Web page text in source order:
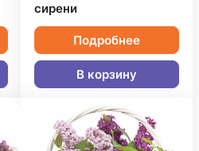
сирени
Подробнее
В корзину